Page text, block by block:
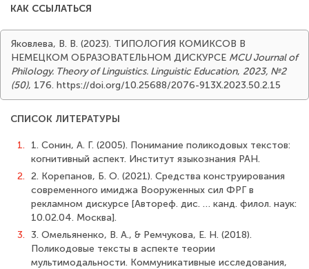
КАК ССЫЛАТЬСЯ
Яковлева, В. В. (2023). ТИПОЛОГИЯ КОМИКСОВ В
НЕМЕЦКОМ ОБРАЗОВАТЕЛЬНОМ ДИСКУРСЕ MCU Journal of
Philology. Theory of Linguistics. Linguistic Education, 2023, №2
(50), 176. https://doi.org/10.25688/2076-913X.2023.50.2.15
СПИСОК ЛИТЕРАТУРЫ
1.
1. Сонин, А. Г. (2005). Понимание поликодовых текстов:
когнитивный аспект. Институт языкознания РАН.
2. 2. Корепанов, Б. О. (2021). Средства конструирования
современного имиджа Вооруженных сил ФРГ в
рекламном дискурсе [Автореф. дис. … канд. филол. наук:
10.02.04. Москва].
3. 3. Омельяненко, В. А., & Ремчукова, Е. Н. (2018).
Поликодовые тексты в аспекте теории
мультимодальности. Коммуникативные исследования,